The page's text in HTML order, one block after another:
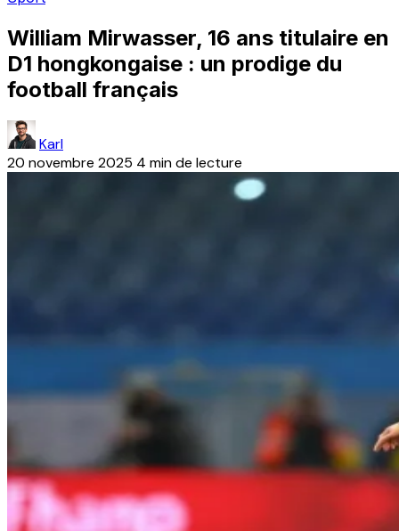
William Mirwasser, 16 ans titulaire en
D1 hongkongaise : un prodige du
football français
Karl
20 novembre 2025 4 min de lecture